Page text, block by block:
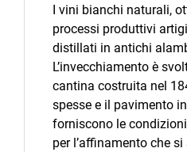
I vini bianchi naturali,
processi produttivi
distillati in antichi
L’invecchiamento è
cantina costruita nel
spesse e il pavimento
forniscono le
per l’affinamento che